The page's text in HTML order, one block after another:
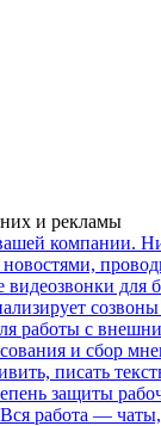
и рекламы
компании.
видеозвонки для
работы с
и сбор
писать
защиты
Вся работа —